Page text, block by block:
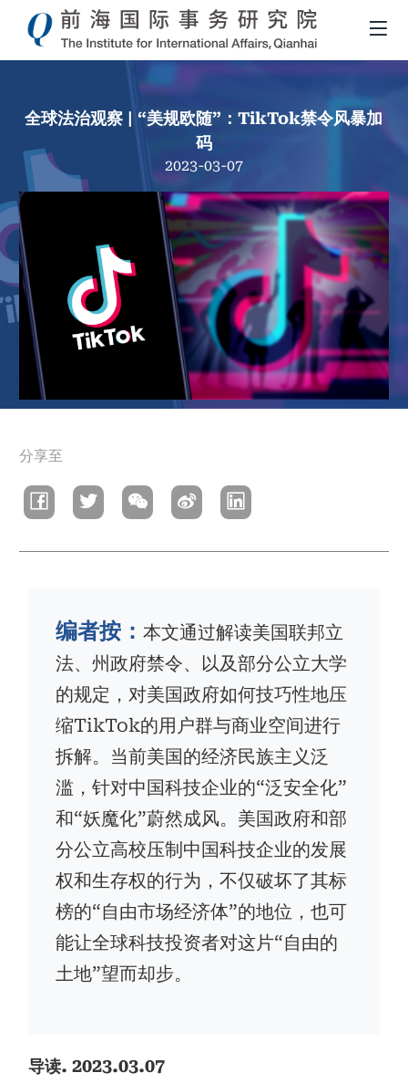
全球法治观察 | “美规欧随”：TikTok禁令风暴加
码
2023-03-07
包
屑
分享至
编者按：本文通过解读美国联邦立
法、州政府禁令、以及部分公立大学
的规定，对美国政府如何技巧性地压
缩TikTok的用户群与商业空间进行
拆解。当前美国的经济民族主义泛
滥，针对中国科技企业的“泛安全化”
和“妖魔化”蔚然成风。美国政府和部
分公立高校压制中国科技企业的发展
权和生存权的行为，不仅破坏了其标
榜的“自由市场经济体”的地位，也可
能让全球科技投资者对这片“自由的
土地”望而却步。
导读. 2023.03.07